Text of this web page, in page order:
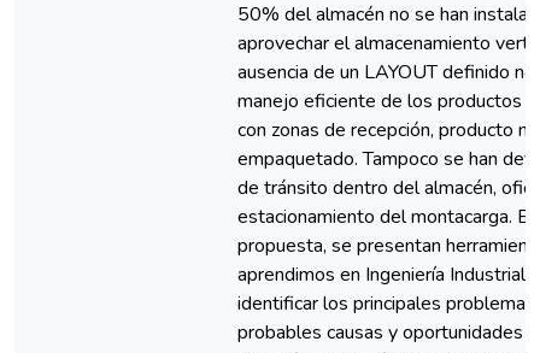
50% del almacén no se han
aprovechar el almacenamiento
ausencia de un LAYOUT definido
manejo eficiente de los productos
con zonas de recepción, producto
empaquetado. Tampoco se han
de tránsito dentro del almacén,
estacionamiento del montacarga.
propuesta, se presentan
aprendimos en Ingeniería Industrial,
identificar los principales
probables causas y oportunidades